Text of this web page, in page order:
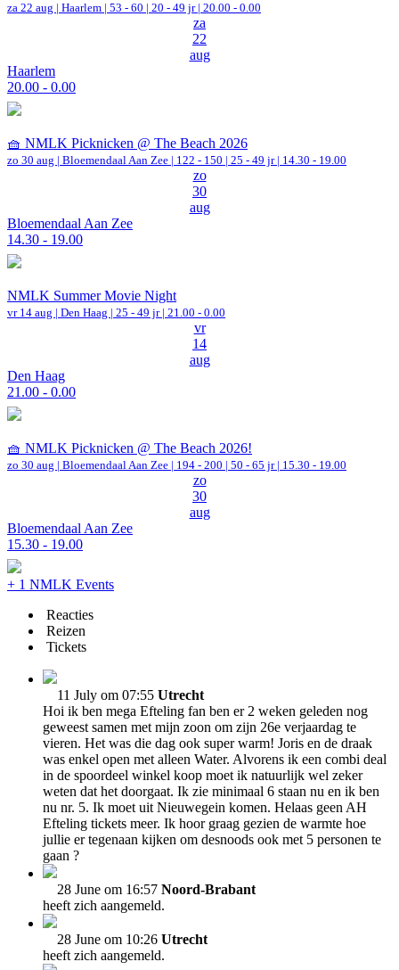
za 22 aug | Haarlem | 53 - 60 | 20 - 49 jr | 20.00 - 0.00
za
22
aug
Haarlem
20.00 - 0.00
🧺 NMLK Picknicken @ The Beach 2026
zo 30 aug | Bloemendaal Aan Zee | 122 - 150 | 25 - 49 jr | 14.30 - 19.00
zo
30
aug
Bloemendaal Aan Zee
14.30 - 19.00
NMLK Summer Movie Night
vr 14 aug | Den Haag | 25 - 49 jr | 21.00 - 0.00
vr
14
aug
Den Haag
21.00 - 0.00
🧺 NMLK Picknicken @ The Beach 2026!
zo 30 aug | Bloemendaal Aan Zee | 194 - 200 | 50 - 65 jr | 15.30 - 19.00
zo
30
aug
Bloemendaal Aan Zee
15.30 - 19.00
+ 1 NMLK Events
Reacties
Reizen
Tickets
11 July om 07:55 Utrecht
Hoi ik ben mega Efteling fan ben er 2 weken geleden nog
geweest samen met mijn zoon om zijn 26e verjaardag te
vieren. Het was die dag ook super warm! Joris en de draak
was enkel open met alleen Water. Alvorens ik een combi deal
in de spoordeel winkel koop moet ik natuurlijk wel zeker
weten dat het doorgaat. Ik zie minimaal 6 staan nu en ik ben
nu nr. 5. Ik moet uit Nieuwegein komen. Helaas geen AH
Efteling tickets meer. Ik hoor graag gezien de warmte hoe
jullie er tegenaan kijken om desnoods ook met 5 personen te
gaan ?
28 June om 16:57 Noord-Brabant
heeft zich aangemeld.
28 June om 10:26 Utrecht
heeft zich aangemeld.